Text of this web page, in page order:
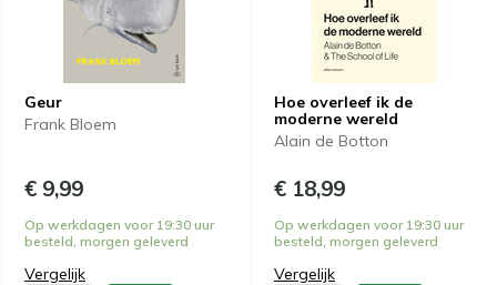
Geur
Frank Bloem
€ 9,99
Op werkdagen voor 19:30 uur
besteld, morgen geleverd
Vergelijk
Hoe overleef ik de
moderne wereld
Alain de Botton
€ 18,99
Op werkdagen voor 19:30 uur
besteld, morgen geleverd
Vergelijk